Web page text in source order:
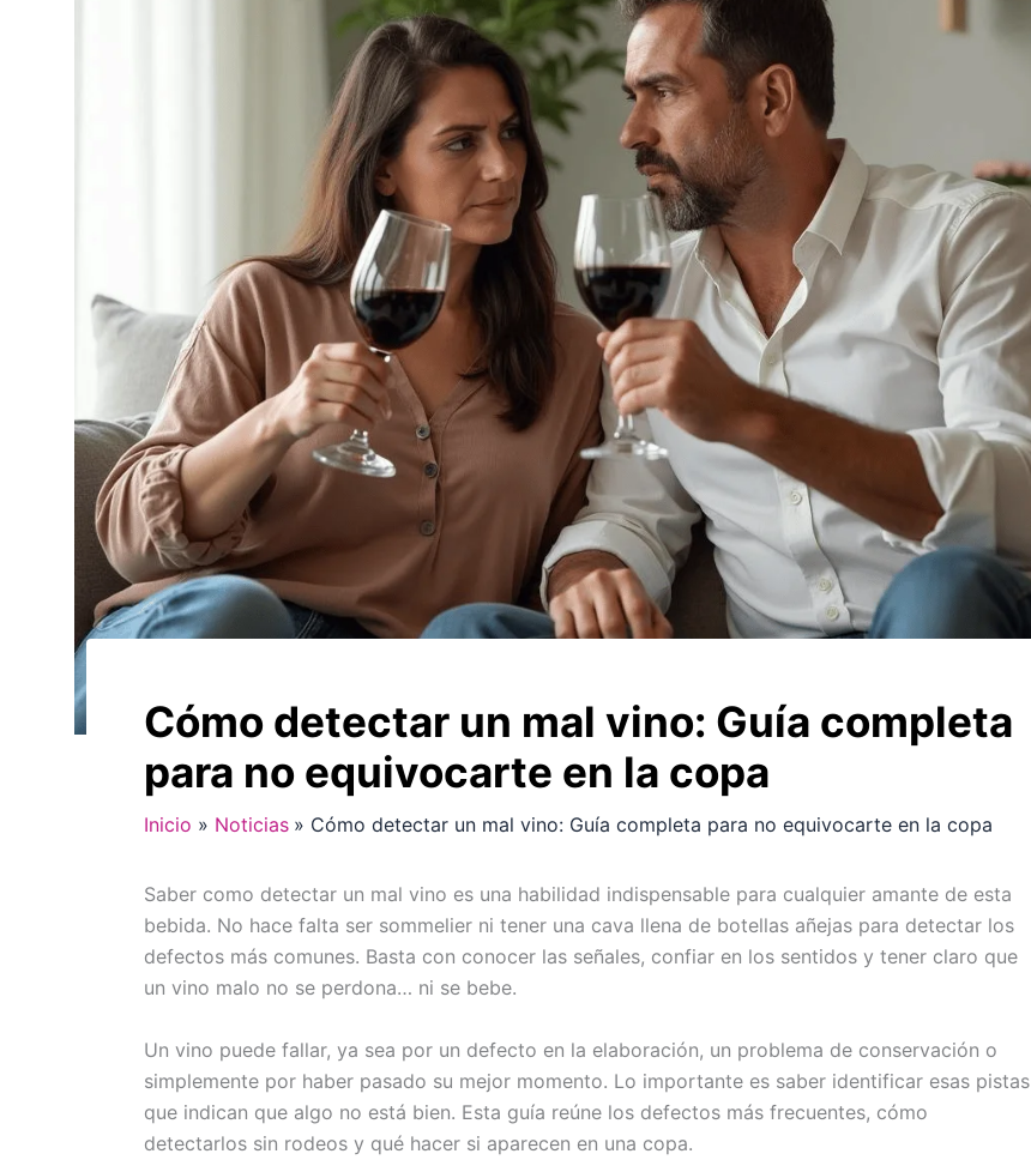
Cómo detectar un mal vino: Guía completa
para no equivocarte en la copa
Inicio Noticias Cómo detectar un mal vino: Guía completa para no equivocarte en la copa
Saber como detectar un mal vino es una habilidad indispensable para cualquier amante de esta
bebida. No hace falta ser sommelier ni tener una cava llena de botellas añejas para detectar los
defectos más comunes. Basta con conocer las señales, confiar en los sentidos y tener claro que
un vino malo no se perdona… ni se bebe.
Un vino puede fallar, ya sea por un defecto en la elaboración, un problema de conservación o
simplemente por haber pasado su mejor momento. Lo importante es saber identificar esas pistas
que indican que algo no está bien. Esta guía reúne los defectos más frecuentes, cómo
detectarlos sin rodeos y qué hacer si aparecen en una copa.